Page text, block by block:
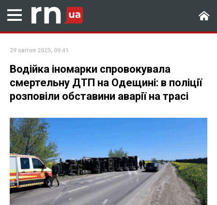
29 квітня 2025, 09:41
Водійка іномарки спровокувала
смертельну ДТП на Одещині: в поліції
розповіли обставини аварії на трасі